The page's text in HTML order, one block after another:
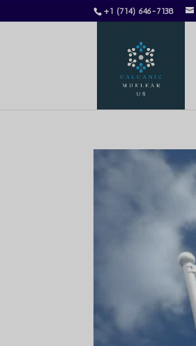
+1 (714) 646-7138